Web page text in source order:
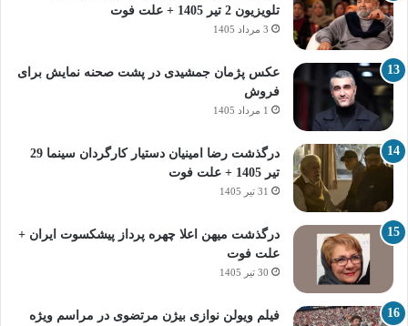
تلویزیون 2 تیر 1405 + علت فوت
3 مرداد 1405
عکس پژمان جمشیدی در پشت صحنه نمایش برای
فروش
1 مرداد 1405
درگذشت رضا امینیان دستیار کارگردان سینما 29
تیر 1405 + علت فوت
31 تیر 1405
درگذشت میهن اعلا چهره پرداز پیشکسوت ایران +
علت فوت
30 تیر 1405
فیلم ویولن نوازی بیژن مرتضوی در مراسم ویژه